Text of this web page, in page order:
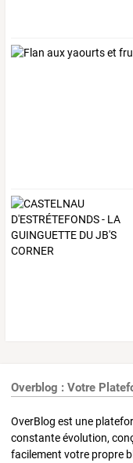
Overblog : Votre
OverBlog est une
constante évolution,
facilement votre propre